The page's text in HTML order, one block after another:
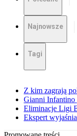
Najnowsze
Tagi
Z kim zagrają
Gianni Infantino
Eliminacje Ligi
Ekspert